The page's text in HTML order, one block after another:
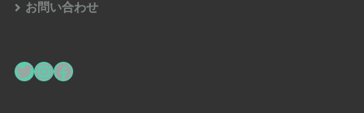
お問い合わせ